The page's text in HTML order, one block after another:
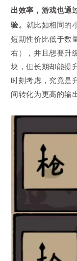
出效率，游戏也通
验。 就比如相同的
短期性价比低于数
右），并且想要升
块，但长期却能提
时刻考虑，究竟是
间转化为更高的输